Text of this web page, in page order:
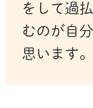
をして過
むのが自
思います。